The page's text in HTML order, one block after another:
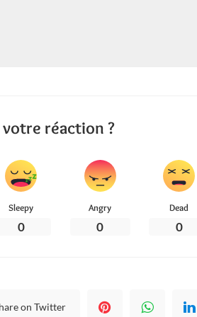
réaction ?
Sleepy
0
Angry
0
Dead
0
on Twitter